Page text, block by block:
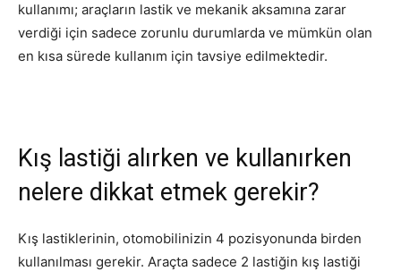
kullanımı; araçların lastik ve mekanik aksamına zarar
verdiği için sadece zorunlu durumlarda ve mümkün olan
en kısa sürede kullanım için tavsiye edilmektedir.
Kış lastiği alırken ve kullanırken
nelere dikkat etmek gerekir?
Kış lastiklerinin, otomobilinizin 4 pozisyonunda birden
kullanılması gerekir. Araçta sadece 2 lastiğin kış lastiği